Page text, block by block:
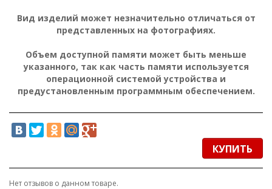
Вид изделий может незначительно отличаться от
представленных на фотографиях.
Объем доступной памяти может быть меньше
указанного, так как часть памяти используется
операционной системой устройства и
предустановленным программным обеспечением.
КУПИТЬ
Нет отзывов о данном товаре.